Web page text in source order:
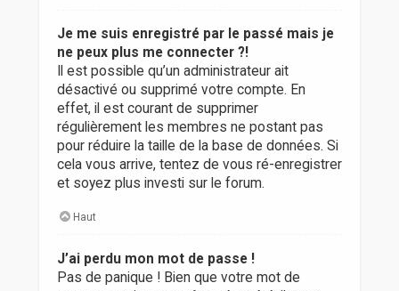
Je me suis enregistré par le passé mais je
ne peux plus me connecter ?!
Il est possible qu’un administrateur ait
désactivé ou supprimé votre compte. En
effet, il est courant de supprimer
régulièrement les membres ne postant pas
pour réduire la taille de la base de données. Si
cela vous arrive, tentez de vous ré-enregistrer
et soyez plus investi sur le forum.
Haut
J’ai perdu mon mot de passe !
Pas de panique ! Bien que votre mot de